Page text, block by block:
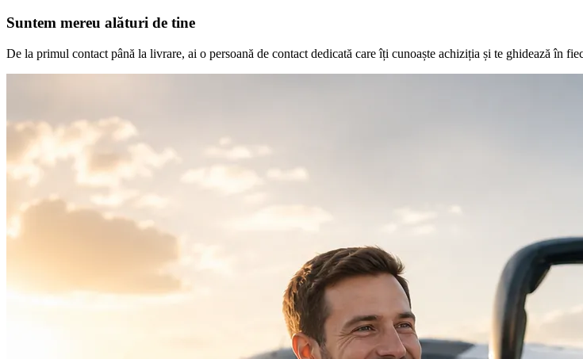
Suntem mereu alături de tine
De la primul contact până la livrare, ai o persoană de contact dedicată care îți cunoaște achiziția și te ghidează în